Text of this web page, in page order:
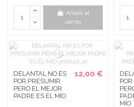
Añadir al
carrito
DELANTAL NO ES
POR PRESUMIR
PERO EL MEJOR
PADRE ES EL MÍO
12,00 €
MÍO